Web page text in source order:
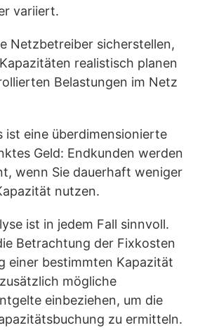
variiert.
Netzbetreiber sicherstellen,
realistisch planen
Belastungen im Netz
ist eine überdimensionierte
Geld: Endkunden werden
wenn Sie dauerhaft weniger
nutzen.
ist in jedem Fall sinnvoll.
Betrachtung der Fixkosten
einer bestimmten Kapazität
mögliche
einbeziehen, um die
zu ermitteln.